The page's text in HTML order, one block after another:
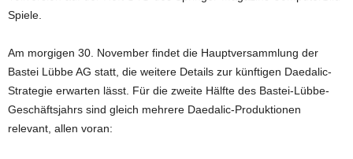
Spiele.
Am morgigen 30. November findet die Hauptversammlung der
Bastei Lübbe AG statt, die weitere Details zur künftigen Daedalic-
Strategie erwarten lässt. Für die zweite Hälfte des Bastei-Lübbe-
Geschäftsjahrs sind gleich mehrere Daedalic-Produktionen
relevant, allen voran: